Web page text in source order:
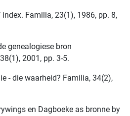
index. Familia, 23(1), 1986, pp. 8,
genealogiese bron
2001, pp. 3-5.
- die waarheid? Familia, 34(2),
en Dagboeke as bronne by